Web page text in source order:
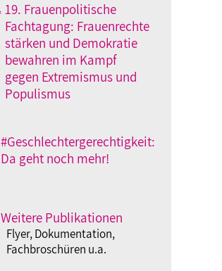
19. Frauenpolitische
Fachtagung: Frauenrechte
stärken und Demokratie
bewahren im Kampf
gegen Extremismus und
Populismus
#Geschlechtergerechtigkeit:
Da geht noch mehr!
Weitere Publikationen
Flyer, Dokumentation,
Fachbroschüren u.a.